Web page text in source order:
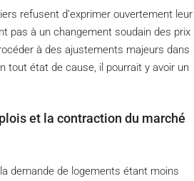
refusent d’exprimer ouvertement leur
pas à un changement soudain des prix
à des ajustements majeurs dans
tout état de cause, il pourrait y avoir un
et la contraction du marché
demande de logements étant moins